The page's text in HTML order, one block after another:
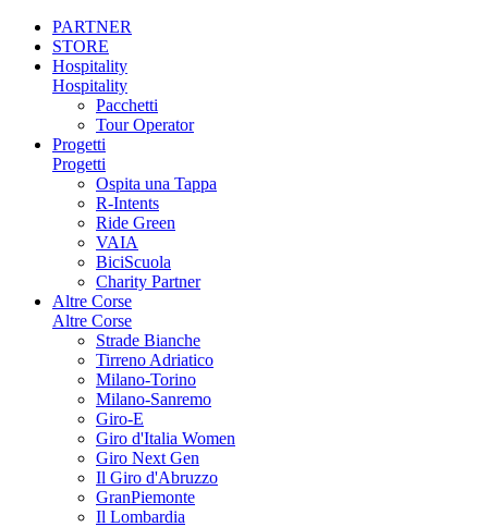
PARTNER
STORE
Hospitality
Hospitality
Pacchetti
Tour Operator
Progetti
Progetti
Ospita una Tappa
R-Intents
Ride Green
VAIA
BiciScuola
Charity Partner
Altre Corse
Altre Corse
Strade Bianche
Tirreno Adriatico
Milano-Torino
Milano-Sanremo
Giro-E
Giro d'Italia Women
Giro Next Gen
Il Giro d'Abruzzo
GranPiemonte
Il Lombardia